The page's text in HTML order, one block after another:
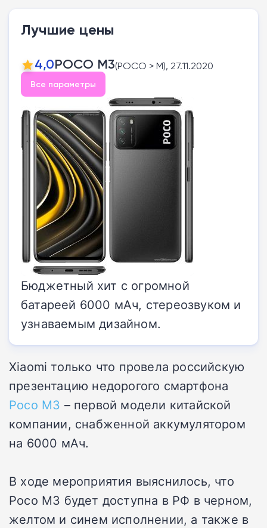
Лучшие цены
4,0POCO M3(POCO > M), 27.11.2020
Все параметры
Бюджетный хит с огромной
батареей 6000 мАч, стереозвуком и
узнаваемым дизайном.
Xiaomi только что провела российскую
презентацию недорогого смартфона
Poco M3 – первой модели китайской
компании, снабженной аккумулятором
на 6000 мАч.
В ходе мероприятия выяснилось, что
Poco M3 будет доступна в РФ в черном,
желтом и синем исполнении, а также в